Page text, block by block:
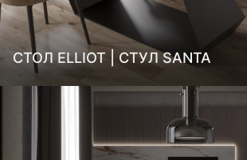
СТОЛ ELLIOT | СТУЛ SANTA